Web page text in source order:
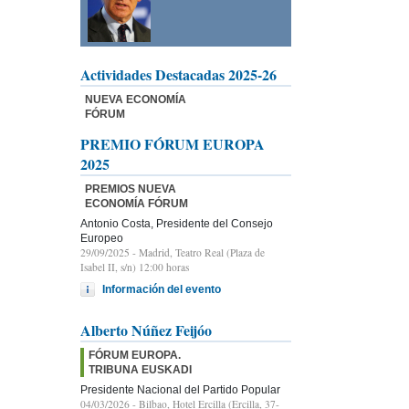
Actividades Destacadas 2025-26
NUEVA ECONOMÍA
FÓRUM
PREMIO FÓRUM EUROPA
2025
PREMIOS NUEVA
ECONOMÍA FÓRUM
Antonio Costa, Presidente del Consejo
Europeo
29/09/2025 - Madrid, Teatro Real (Plaza de
Isabel II, s/n) 12:00 horas
Información del evento
Alberto Núñez Feijóo
FÓRUM EUROPA.
TRIBUNA EUSKADI
Presidente Nacional del Partido Popular
04/03/2026 - Bilbao, Hotel Ercilla (Ercilla, 37-